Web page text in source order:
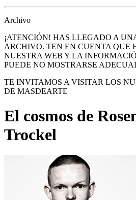
Archivo
¡ATENCIÓN! HAS LLEGADO A
ARCHIVO. TEN EN CUENTA QUE
NUESTRA WEB Y LA
PUEDE NO MOSTRARSE
TE INVITAMOS A VISITAR LOS
DE MASDEARTE
El cosmos de
Trockel